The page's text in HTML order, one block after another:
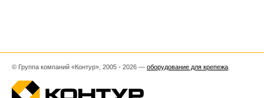
© Группа компаний «Контур», 2005 - 2026 — оборудование для крепежа